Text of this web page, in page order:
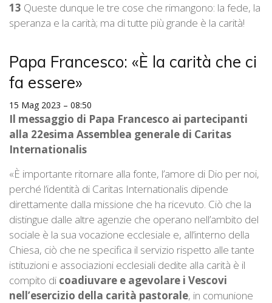
13 Queste dunque le tre cose che rimangono: la fede, la
speranza e la carità; ma di tutte più grande è la carità!
Papa Francesco: «È la carità che ci
fa essere»
15 Mag 2023 – 08:50
Il messaggio di Papa Francesco ai partecipanti
alla 22esima Assemblea generale di Caritas
Internationalis
«È importante ritornare alla fonte, l’amore di Dio per noi,
perché l’identità di Caritas Internationalis dipende
direttamente dalla missione che ha ricevuto. Ciò che la
distingue dalle altre agenzie che operano nell’ambito del
sociale è la sua vocazione ecclesiale e, all’interno della
Chiesa, ciò che ne specifica il servizio rispetto alle tante
istituzioni e associazioni ecclesiali dedite alla carità è il
compito di coadiuvare e agevolare i Vescovi
nell’esercizio della carità pastorale, in comunione